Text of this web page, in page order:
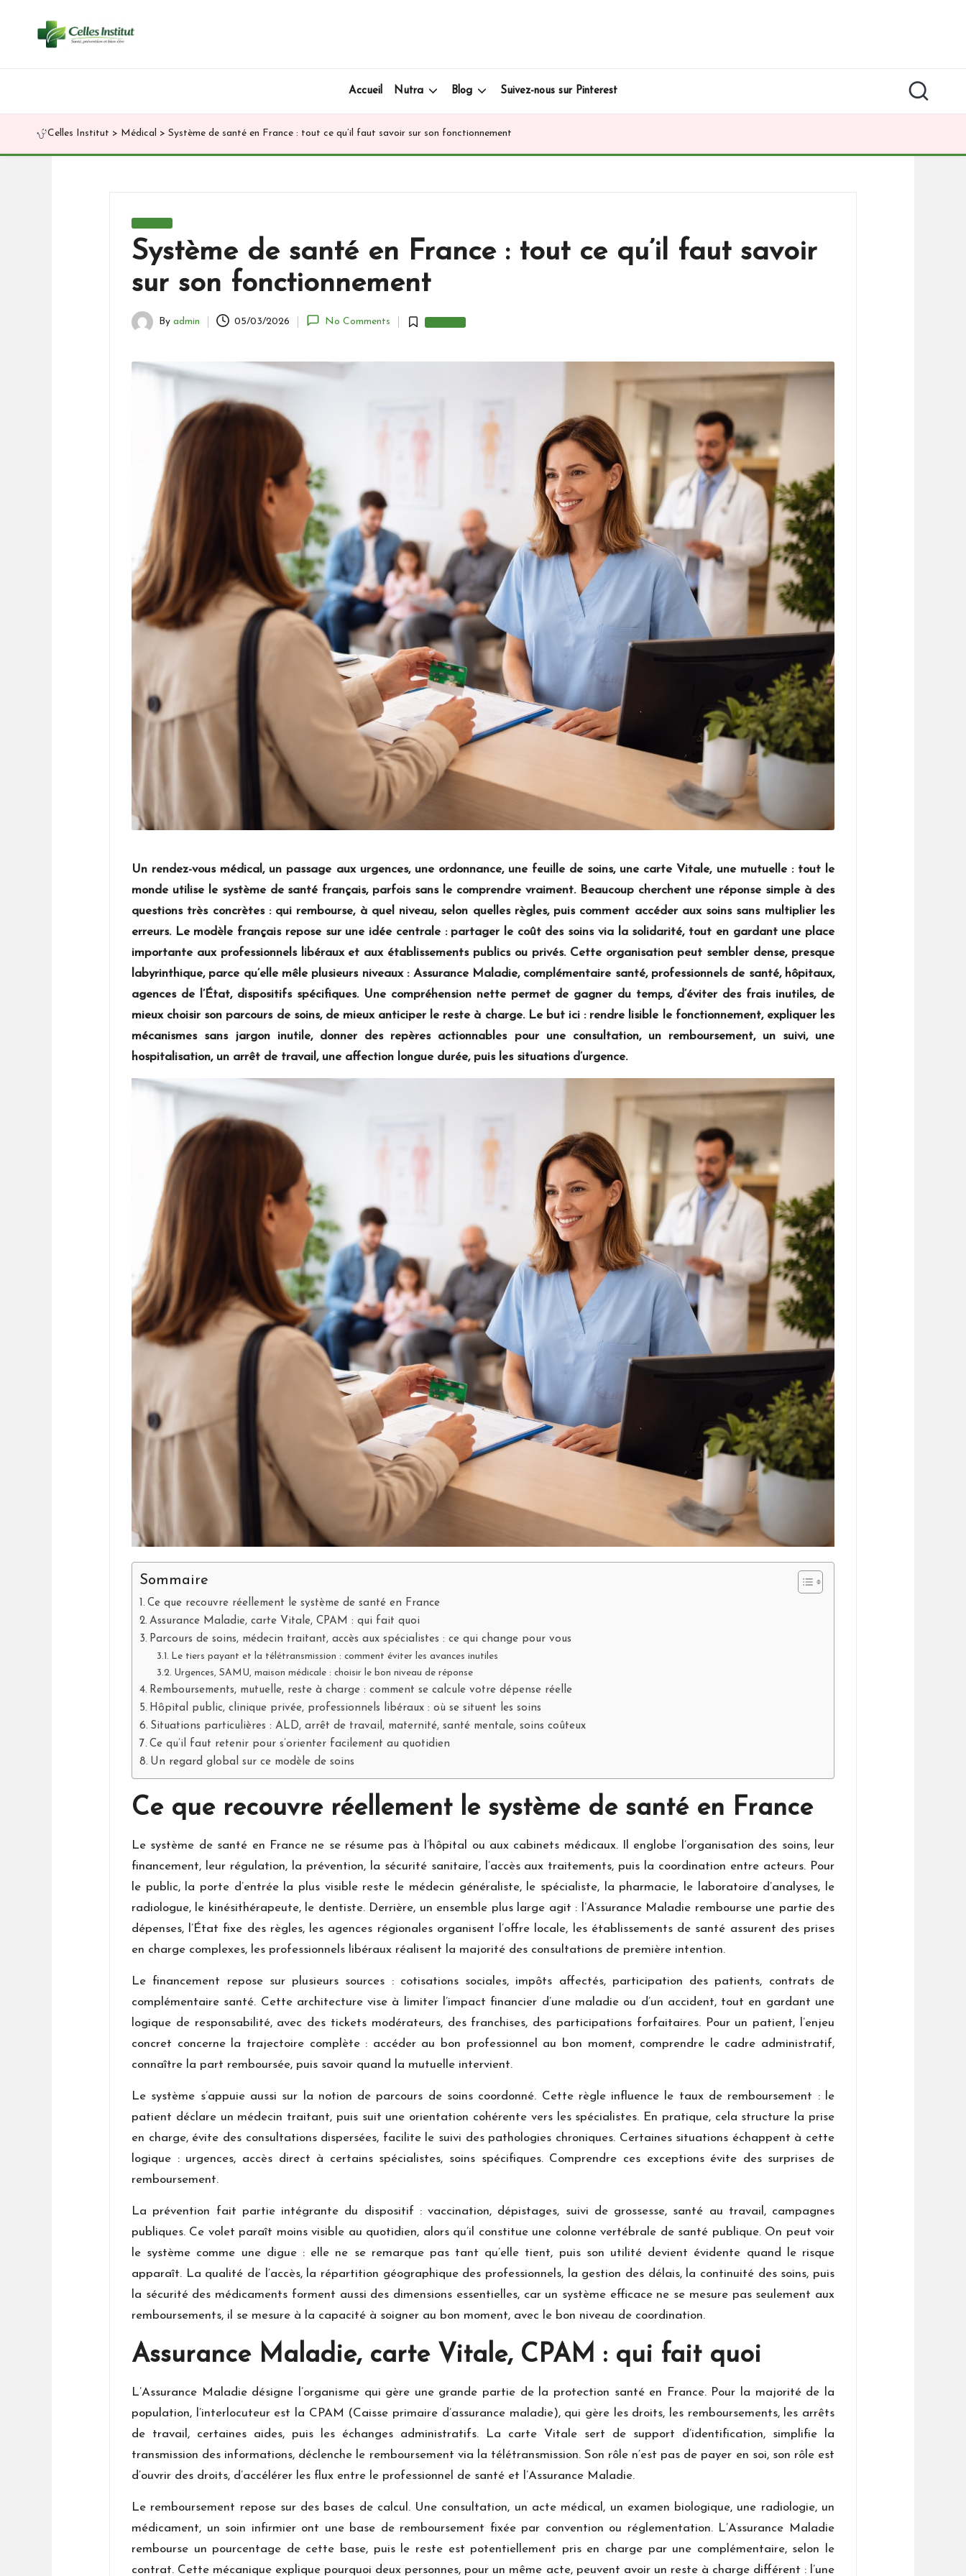
Accueil Nutra Blog Suivez-nous sur Pinterest
Celles Institut > Médical > Système de santé en France : tout ce qu’il faut savoir sur son fonctionnement
Posted
in
Système de santé en France : tout ce qu’il faut savoir
sur son fonctionnement
Posted
By admin 05/03/2026 No Comments
Posted
Un rendez-vous médical, un passage aux urgences, une ordonnance, une feuille de soins, une carte Vitale, une mutuelle : tout le
monde utilise le système de santé français, parfois sans le comprendre vraiment. Beaucoup cherchent une réponse simple à des
questions très concrètes : qui rembourse, à quel niveau, selon quelles règles, puis comment accéder aux soins sans multiplier les
erreurs. Le modèle français repose sur une idée centrale : partager le coût des soins via la solidarité, tout en gardant une place
importante aux professionnels libéraux et aux établissements publics ou privés. Cette organisation peut sembler dense, presque
labyrinthique, parce qu’elle mêle plusieurs niveaux : Assurance Maladie, complémentaire santé, professionnels de santé, hôpitaux,
agences de l’État, dispositifs spécifiques. Une compréhension nette permet de gagner du temps, d’éviter des frais inutiles, de
mieux choisir son parcours de soins, de mieux anticiper le reste à charge. Le but ici : rendre lisible le fonctionnement, expliquer les
mécanismes sans jargon inutile, donner des repères actionnables pour une consultation, un remboursement, un suivi, une
hospitalisation, un arrêt de travail, une affection longue durée, puis les situations d’urgence.
Sommaire
Ce que recouvre réellement le système de santé en France
Assurance Maladie, carte Vitale, CPAM : qui fait quoi
Parcours de soins, médecin traitant, accès aux spécialistes : ce qui change pour vous
Le tiers payant et la télétransmission : comment éviter les avances inutiles
Urgences, SAMU, maison médicale : choisir le bon niveau de réponse
Remboursements, mutuelle, reste à charge : comment se calcule votre dépense réelle
Hôpital public, clinique privée, professionnels libéraux : où se situent les soins
Situations particulières : ALD, arrêt de travail, maternité, santé mentale, soins coûteux
Ce qu’il faut retenir pour s’orienter facilement au quotidien
Un regard global sur ce modèle de soins
Ce que recouvre réellement le système de santé en France
Le système de santé en France ne se résume pas à l’hôpital ou aux cabinets médicaux. Il englobe l’organisation des soins, leur
financement, leur régulation, la prévention, la sécurité sanitaire, l’accès aux traitements, puis la coordination entre acteurs. Pour
le public, la porte d’entrée la plus visible reste le médecin généraliste, le spécialiste, la pharmacie, le laboratoire d’analyses, le
radiologue, le kinésithérapeute, le dentiste. Derrière, un ensemble plus large agit : l’Assurance Maladie rembourse une partie des
dépenses, l’État fixe des règles, les agences régionales organisent l’offre locale, les établissements de santé assurent des prises
en charge complexes, les professionnels libéraux réalisent la majorité des consultations de première intention.
Le financement repose sur plusieurs sources : cotisations sociales, impôts affectés, participation des patients, contrats de
complémentaire santé. Cette architecture vise à limiter l’impact financier d’une maladie ou d’un accident, tout en gardant une
logique de responsabilité, avec des tickets modérateurs, des franchises, des participations forfaitaires. Pour un patient, l’enjeu
concret concerne la trajectoire complète : accéder au bon professionnel au bon moment, comprendre le cadre administratif,
connaître la part remboursée, puis savoir quand la mutuelle intervient.
Le système s’appuie aussi sur la notion de parcours de soins coordonné. Cette règle influence le taux de remboursement : le
patient déclare un médecin traitant, puis suit une orientation cohérente vers les spécialistes. En pratique, cela structure la prise
en charge, évite des consultations dispersées, facilite le suivi des pathologies chroniques. Certaines situations échappent à cette
logique : urgences, accès direct à certains spécialistes, soins spécifiques. Comprendre ces exceptions évite des surprises de
remboursement.
La prévention fait partie intégrante du dispositif : vaccination, dépistages, suivi de grossesse, santé au travail, campagnes
publiques. Ce volet paraît moins visible au quotidien, alors qu’il constitue une colonne vertébrale de santé publique. On peut voir
le système comme une digue : elle ne se remarque pas tant qu’elle tient, puis son utilité devient évidente quand le risque
apparaît. La qualité de l’accès, la répartition géographique des professionnels, la gestion des délais, la continuité des soins, puis
la sécurité des médicaments forment aussi des dimensions essentielles, car un système efficace ne se mesure pas seulement aux
remboursements, il se mesure à la capacité à soigner au bon moment, avec le bon niveau de coordination.
Assurance Maladie, carte Vitale, CPAM : qui fait quoi
L’Assurance Maladie désigne l’organisme qui gère une grande partie de la protection santé en France. Pour la majorité de la
population, l’interlocuteur est la CPAM (Caisse primaire d’assurance maladie), qui gère les droits, les remboursements, les arrêts
de travail, certaines aides, puis les échanges administratifs. La carte Vitale sert de support d’identification, simplifie la
transmission des informations, déclenche le remboursement via la télétransmission. Son rôle n’est pas de payer en soi, son rôle est
d’ouvrir des droits, d’accélérer les flux entre le professionnel de santé et l’Assurance Maladie.
Le remboursement repose sur des bases de calcul. Une consultation, un acte médical, un examen biologique, une radiologie, un
médicament, un soin infirmier ont une base de remboursement fixée par convention ou réglementation. L’Assurance Maladie
rembourse un pourcentage de cette base, puis le reste est potentiellement pris en charge par une complémentaire, selon le
contrat. Cette mécanique explique pourquoi deux personnes, pour un même acte, peuvent avoir un reste à charge différent : l’une